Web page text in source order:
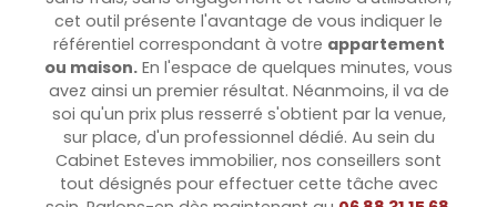
cet outil présente l'avantage de vous indiquer le
référentiel correspondant à votre appartement
ou maison. En l'espace de quelques minutes, vous
avez ainsi un premier résultat. Néanmoins, il va de
soi qu'un prix plus resserré s'obtient par la venue,
sur place, d'un professionnel dédié. Au sein du
Cabinet Esteves immobilier, nos conseillers sont
tout désignés pour effectuer cette tâche avec